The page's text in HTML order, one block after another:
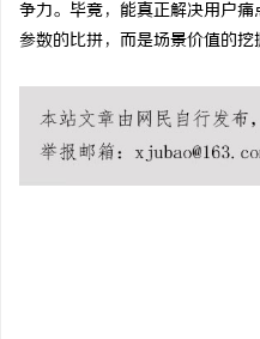
争力。毕竟，能真正解决用户
参数的比拼，而是场景价值的